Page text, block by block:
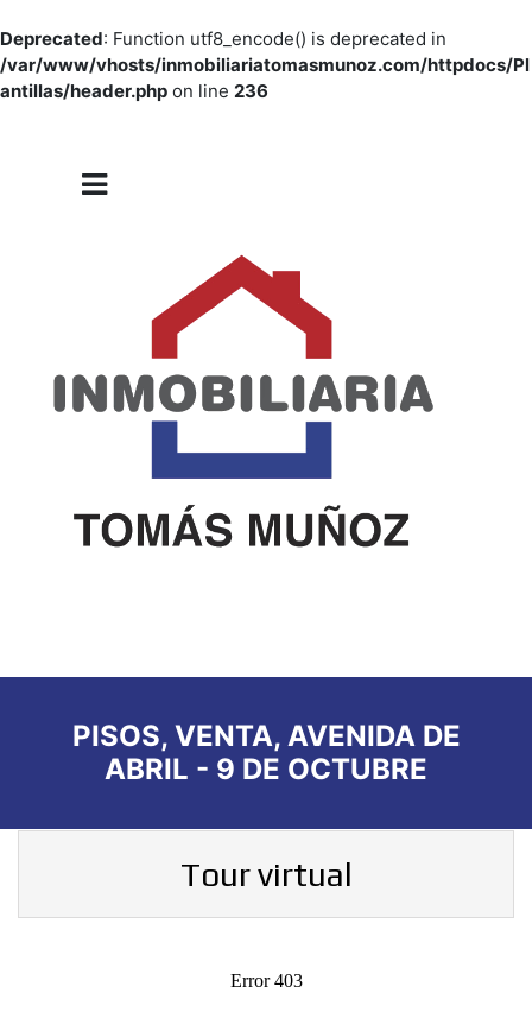
Deprecated: Function utf8_encode() is deprecated in
/var/www/vhosts/inmobiliariatomasmunoz.com/httpdocs/Pl
antillas/header.php on line 236
PISOS, VENTA, AVENIDA DE
ABRIL - 9 DE OCTUBRE
Tour virtual